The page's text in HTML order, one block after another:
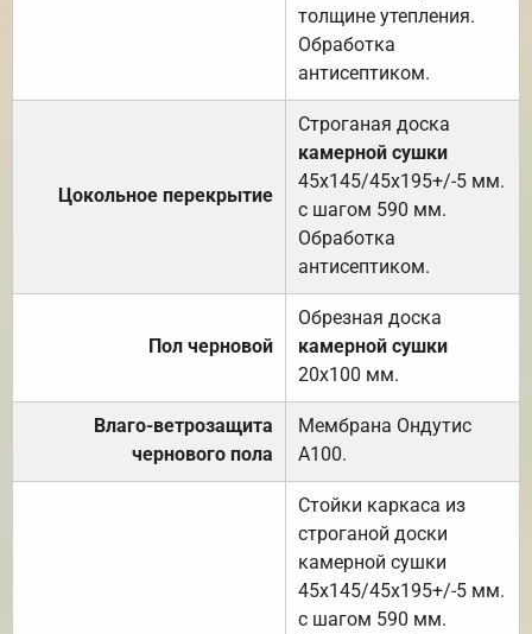
толщине утепления.
Обработка
антисептиком.
Цокольное перекрытие
Строганая доска
камерной сушки
45х145/45х195+/-5 мм.
с шагом 590 мм.
Обработка
антисептиком.
Пол черновой
Обрезная доска
камерной сушки
20х100 мм.
Влаго-ветрозащита
чернового пола
Мембрана Ондутис
А100.
Стойки каркаса из
строганой доски
камерной сушки
45х145/45х195+/-5 мм.
с шагом 590 мм.